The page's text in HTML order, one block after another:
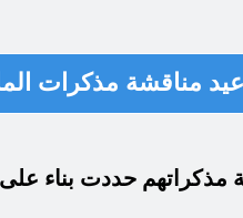
مناقشة مذكرات
مذكراتهم حددت بناء